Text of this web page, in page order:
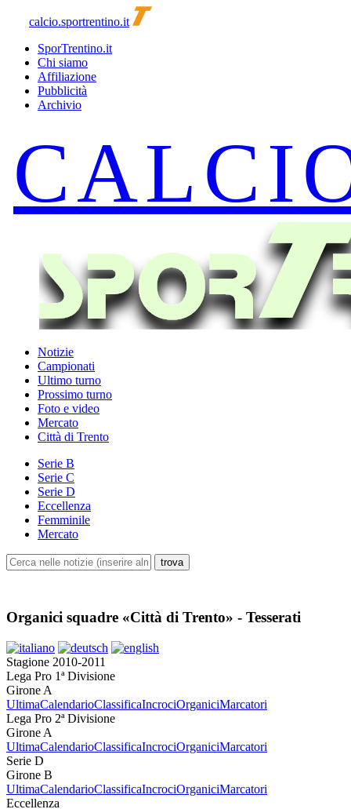
calcio.sportrentino.it
SporTrentino.it
Chi siamo
Affiliazione
Pubblicità
Archivio
Notizie
Campionati
Ultimo turno
Prossimo turno
Foto e video
Mercato
Città di Trento
Serie B
Serie C
Serie D
Eccellenza
Femminile
Mercato
Organici squadre «Città di Trento» - Tesserati
Stagione 2010-2011
Lega Pro 1ª Divisione
Girone A
UltimaCalendarioClassificaIncrociOrganiciMarcatori
Lega Pro 2ª Divisione
Girone A
UltimaCalendarioClassificaIncrociOrganiciMarcatori
Serie D
Girone B
UltimaCalendarioClassificaIncrociOrganiciMarcatori
Eccellenza